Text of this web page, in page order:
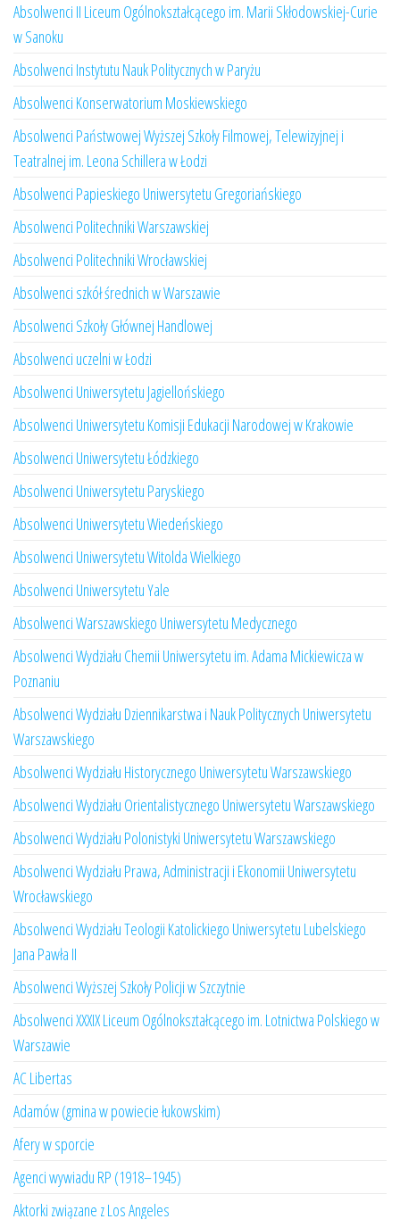
Absolwenci II Liceum Ogólnokształcącego im. Marii Skłodowskiej-Curie
w Sanoku
Absolwenci Instytutu Nauk Politycznych w Paryżu
Absolwenci Konserwatorium Moskiewskiego
Absolwenci Państwowej Wyższej Szkoły Filmowej, Telewizyjnej i
Teatralnej im. Leona Schillera w Łodzi
Absolwenci Papieskiego Uniwersytetu Gregoriańskiego
Absolwenci Politechniki Warszawskiej
Absolwenci Politechniki Wrocławskiej
Absolwenci szkół średnich w Warszawie
Absolwenci Szkoły Głównej Handlowej
Absolwenci uczelni w Łodzi
Absolwenci Uniwersytetu Jagiellońskiego
Absolwenci Uniwersytetu Komisji Edukacji Narodowej w Krakowie
Absolwenci Uniwersytetu Łódzkiego
Absolwenci Uniwersytetu Paryskiego
Absolwenci Uniwersytetu Wiedeńskiego
Absolwenci Uniwersytetu Witolda Wielkiego
Absolwenci Uniwersytetu Yale
Absolwenci Warszawskiego Uniwersytetu Medycznego
Absolwenci Wydziału Chemii Uniwersytetu im. Adama Mickiewicza w
Poznaniu
Absolwenci Wydziału Dziennikarstwa i Nauk Politycznych Uniwersytetu
Warszawskiego
Absolwenci Wydziału Historycznego Uniwersytetu Warszawskiego
Absolwenci Wydziału Orientalistycznego Uniwersytetu Warszawskiego
Absolwenci Wydziału Polonistyki Uniwersytetu Warszawskiego
Absolwenci Wydziału Prawa, Administracji i Ekonomii Uniwersytetu
Wrocławskiego
Absolwenci Wydziału Teologii Katolickiego Uniwersytetu Lubelskiego
Jana Pawła II
Absolwenci Wyższej Szkoły Policji w Szczytnie
Absolwenci XXXIX Liceum Ogólnokształcącego im. Lotnictwa Polskiego w
Warszawie
AC Libertas
Adamów (gmina w powiecie łukowskim)
Afery w sporcie
Agenci wywiadu RP (1918–1945)
Aktorki związane z Los Angeles